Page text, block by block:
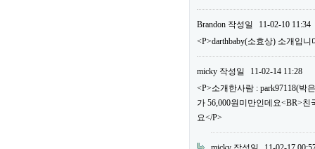
Brandon 작성일
11-02-10 11:34
<P>darthbaby(소효상) 소개입니
micky 작성일
11-02-14 11:28
<P>소개한사람 : park97118(박
가 56,000원미만인데요<BR>
요</P>